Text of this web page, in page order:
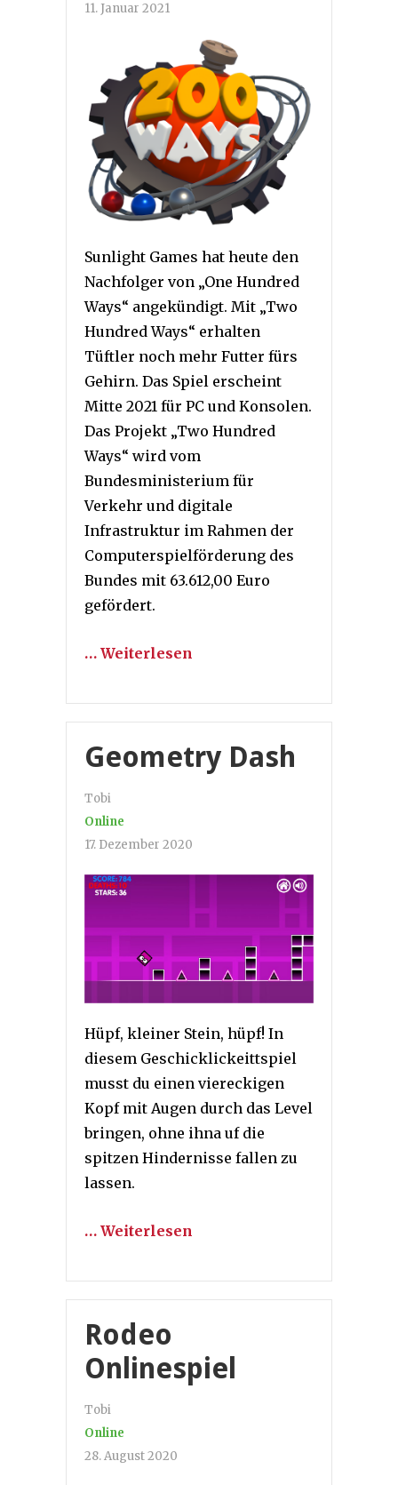
11. Januar 2021
Sunlight Games hat heute den
Nachfolger von „One Hundred
Ways“ angekündigt. Mit „Two
Hundred Ways“ erhalten
Tüftler noch mehr Futter fürs
Gehirn. Das Spiel erscheint
Mitte 2021 für PC und Konsolen.
Das Projekt „Two Hundred
Ways“ wird vom
Bundesministerium für
Verkehr und digitale
Infrastruktur im Rahmen der
Computerspielförderung des
Bundes mit 63.612,00 Euro
gefördert.
… Weiterlesen
Geometry Dash
Tobi
Online
17. Dezember 2020
Hüpf, kleiner Stein, hüpf! In
diesem Geschicklickeittspiel
musst du einen viereckigen
Kopf mit Augen durch das Level
bringen, ohne ihna uf die
spitzen Hindernisse fallen zu
lassen.
… Weiterlesen
Rodeo
Onlinespiel
Tobi
Online
28. August 2020